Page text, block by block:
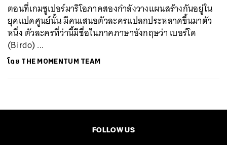
ตอนที่เกมซูเปอร์มาริโอภาคสองกำลังวางแผนสร้างกันอยู่ใน
ยุคแปดศูนย์นั้น มีคนเสนอตัวละครแปลกประหลาดขึ้นมาตัว
หนึ่ง ตัวละครที่ว่านี้มีชื่อในภาคภาษาอังกฤษว่า เบอร์โด
(Birdo) ...
โดย THE MOMENTUM TEAM
FOLLOW US